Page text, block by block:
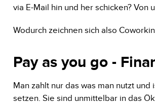
via E-Mail hin und her schicken?
Wodurch zeichnen sich also
Pay as you go -
Man zahlt nur das was man nutzt
setzen. Sie sind unmittelbar in das